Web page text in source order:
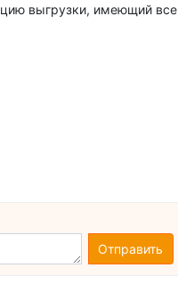
выгрузки, имеющий все
Отправить